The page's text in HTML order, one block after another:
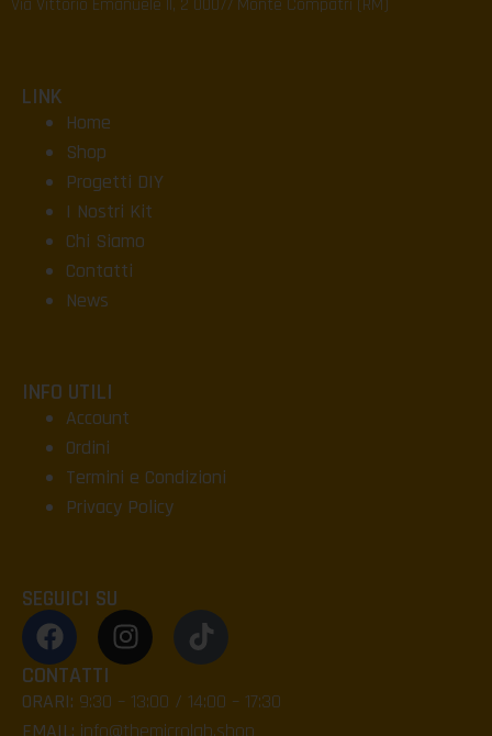
Via Vittorio Emanuele II, 2 00077 Monte Compatri (RM)
LINK
Home
Shop
Progetti DIY
I Nostri Kit
Chi Siamo
Contatti
News
INFO UTILI
Account
Ordini
Termini e Condizioni
Privacy Policy
SEGUICI SU
CONTATTI
ORARI: 9:30 – 13:00 / 14:00 – 17:30
EMAIL: info@themicrolab.shop